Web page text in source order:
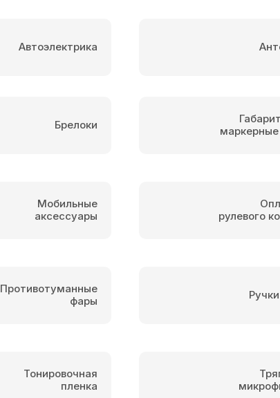
Мобильные
аксессуары
Автоэлектрика
рулевого
Тонировочная
пленка
Брелоки
Противотуманные
фары
маркерные